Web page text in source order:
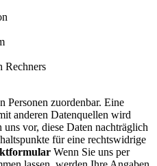
Rechners
Personen zuordenbar. Eine
anderen Datenquellen wird
vor, diese Daten nachträglich
für eine rechtswidrige
Wenn Sie uns per